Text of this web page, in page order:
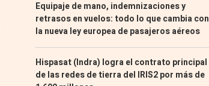
Equipaje de mano, indemnizaciones y
retrasos en vuelos: todo lo que cambia con
la nueva ley europea de pasajeros aéreos
Hispasat (Indra) logra el contrato principal
de las redes de tierra del IRIS2 por más de